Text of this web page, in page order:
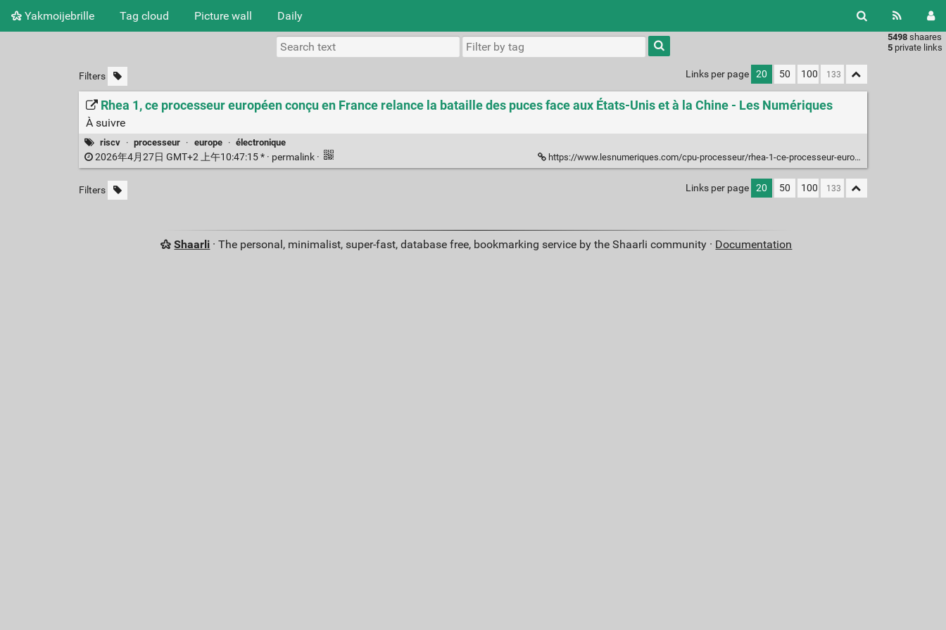
Yakmoijebrille Tag cloud Picture wall Daily
5498 shaares
5 private links
Type 1 or
more
characters
results.
Filters Links per page 20 50 100
Rhea 1, ce processeur européen conçu en France relance la bataille des puces face aux États-Unis et à la Chine - Les Numériques
À suivre
riscv · processeur · europe · électronique
2026年4月27日 GMT+2 上午10:47:15 * · permalink · https://www.lesnumeriques.com/cpu-processeur/rhea-1-ce-processeur-europeen-concu-en-france-relance-la-bataille-des-puces-face-aux-etats-unis-et-a-la-chine-n239589.html
Filters Links per page 20 50 100
Shaarli · The personal, minimalist, super-fast, database free, bookmarking service by the Shaarli community · Documentation